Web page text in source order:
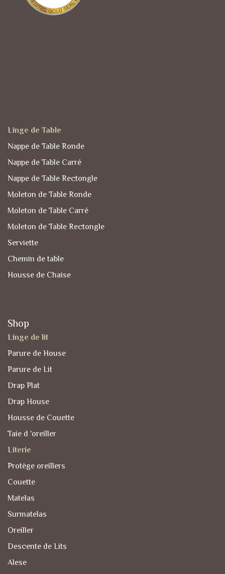
Linge de Table
Nappe de Table Ronde
Nappe de Table Carré
Nappe de Table Rectongle
Moleton de Table Ronde
Moleton de Table Carré
Moleton de Table Rectongle
Serviette
Chemin de table
Housse de Chaise
Shop
Linge de lit
Parure de House
Parure de Lit
Drap Plat
Drap House
Housse de Couette
Taie d 'oreiller
Literie
Protège oreillers
Couette
Matelas
Surmatelas
Oreiller
Descente de Lits
Alese